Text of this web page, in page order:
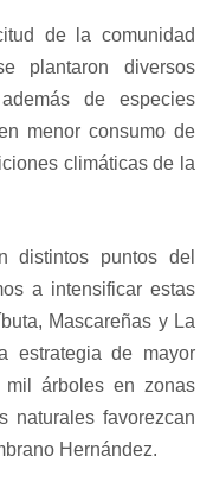
de la comunidad
plantaron diversos
de especies
menor consumo de
climáticas de la
distintos puntos del
a intensificar estas
Mascareñas y La
estrategia de mayor
árboles en zonas
naturales favorezcan
Hernández.